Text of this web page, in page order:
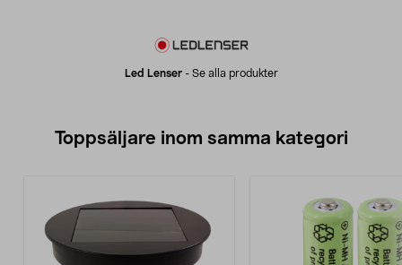
Led Lenser- Se alla produkter
Toppsäljare inom samma kategori